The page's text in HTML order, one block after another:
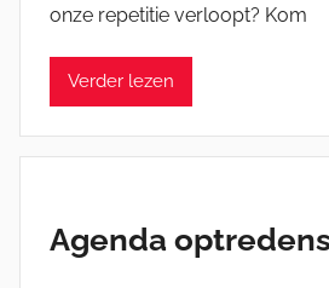
g
onze repetitie verloopt? Kom
Verder lezen
Agenda